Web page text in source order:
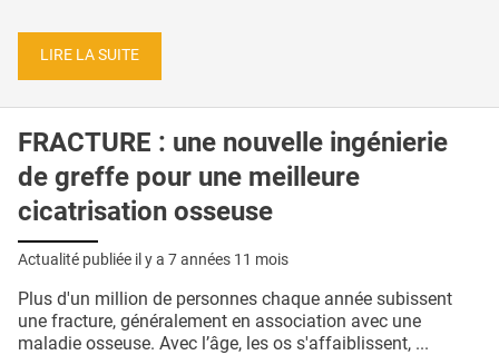
LIRE LA SUITE
FRACTURE : une nouvelle ingénierie
de greffe pour une meilleure
cicatrisation osseuse
Actualité publiée il y a 7 années 11 mois
Plus d'un million de personnes chaque année subissent
une fracture, généralement en association avec une
maladie osseuse. Avec l’âge, les os s'affaiblissent, ...